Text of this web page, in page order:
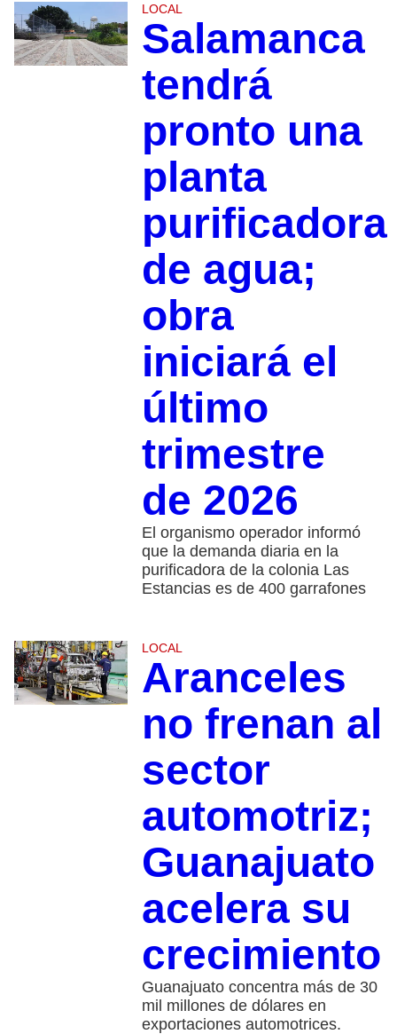
LOCAL
Salamanca
tendrá
pronto una
planta
purificadora
de agua;
obra
iniciará el
último
trimestre
de 2026
El organismo operador informó
que la demanda diaria en la
purificadora de la colonia Las
Estancias es de 400 garrafones
LOCAL
Aranceles
no frenan al
sector
automotriz;
Guanajuato
acelera su
crecimiento
Guanajuato concentra más de 30
mil millones de dólares en
exportaciones automotrices.